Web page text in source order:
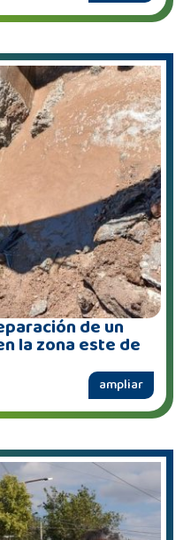
de un
la zona este de
ampliar